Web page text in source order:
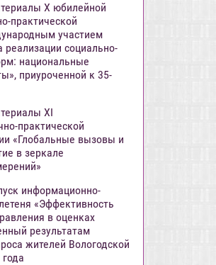
X юбилейной
практической
участием
реализации социально-
национальные
приуроченной к 35-
XI
практической
«Глобальные вызовы и
в зеркале
информационно-
«Эффективность
в оценках
результатам
жителей Вологодской